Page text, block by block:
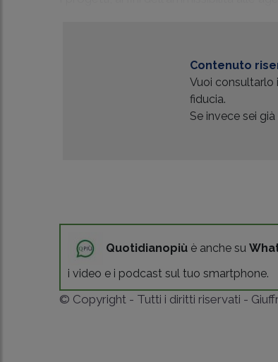
Contenuto
Vuoi
fiducia.
Se invece sei
Quotidianopiù è anche su
i video e i podcast sul tuo smartphone.
© Copyright - Tutti i diritti riservati -